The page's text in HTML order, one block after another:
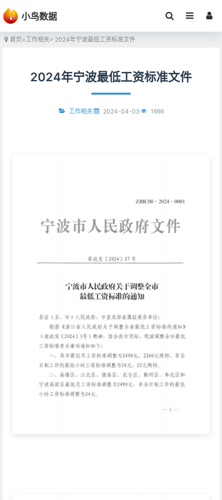
小鸟数据
首页>工作相关> 2024年宁波最低工资标准文件
2024年宁波最低工资标准文件
工作相关 2024-04-03 1666